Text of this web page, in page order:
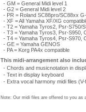
- GM = General Midi level 1
- G2 = General Midi level 2
- PR = Roland SC88pro/SC88xx
- XF = All Yamaha XF/XG
- T2 = Yamaha Tyros2, Psr-S750/
- T3 = Yamaha Tyros3, Psr-S950,
- T4 = Yamaha Tyros4, Psr-S970,
- GE = Yamaha GENOS
- PA = Korg PA4x compatible
This midi-arrangement also
- Chords and musicnotation in
- Text in display keyboard
- Extra vocal harmony midi files
Note: Our midi files are offered to you as